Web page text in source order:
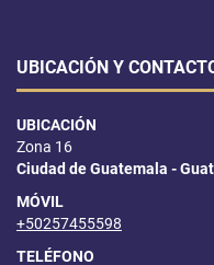
UBICACIÓN Y
UBICACIÓN
Zona 16
Ciudad de Guatemala -
MÓVIL
+50257455598
TELÉFONO